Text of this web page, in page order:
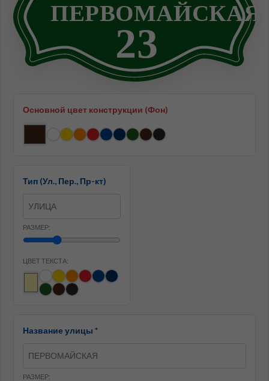
ПЕРВОМАЙСКАЯ
23
Основной цвет конструкции (Фон)
Тип (Ул., Пер., Пр-кт)
РАЗМЕР:
ЦВЕТ ТЕКСТА:
Название улицы *
РАЗМЕР: